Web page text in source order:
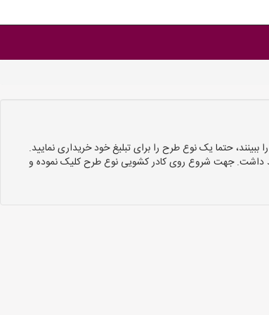
ببینند، حتما یک نوع طرح را برای تبلیغ خود خریداری نمایید.
داشت. جهت شروع روی کادر کشویی نوع طرح کلیک نموده و